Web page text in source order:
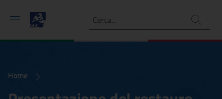
Ricerca
Home